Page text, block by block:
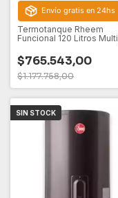
Envío gratis en 24hs
Termotanque Rheem
Funcional 120 Litros
$765.543,00
$1.177.758,00
SIN STOCK